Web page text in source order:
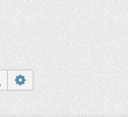
Поиск